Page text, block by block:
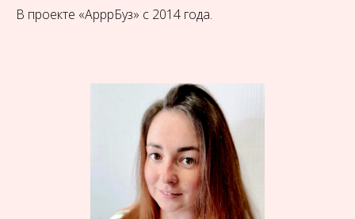
В проекте «АрррБуз» с 2014 года.